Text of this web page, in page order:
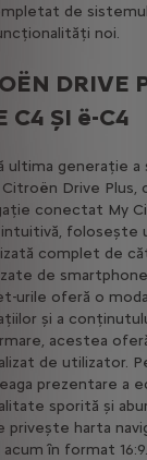
de
noi.
DRIVE
C4 ȘI ë-C4
ultima generație a
Drive Plus,
conectat My
folosește
complet de
de
urile oferă o
și a
acestea
de utilizator.
prezentare a
sporită și
privește harta
în format